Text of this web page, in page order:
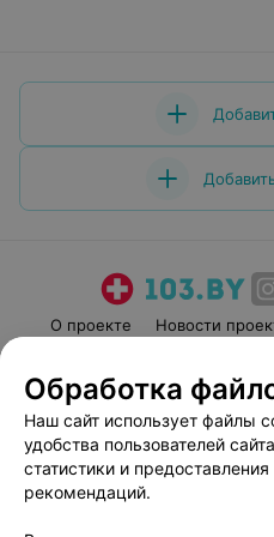
О проекте Новости
Пользовательское
Вакансии
Написать
Обработка
Наш сайт использует файлы
удобства пользователей
статистики и
рекомендаций.